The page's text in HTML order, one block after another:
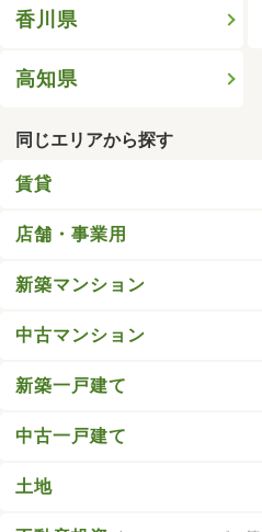
香川県
高知県
同じエリアから探す
賃貸
店舗・事業用
新築マンション
中古マンション
新築一戸建て
中古一戸建て
土地